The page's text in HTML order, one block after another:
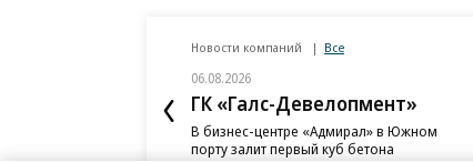
Новости компаний Все
06.08.2026
ГК «Галс-Девелопмент»
В бизнес-центре «Адмирал» в Южном
порту залит первый куб бетона